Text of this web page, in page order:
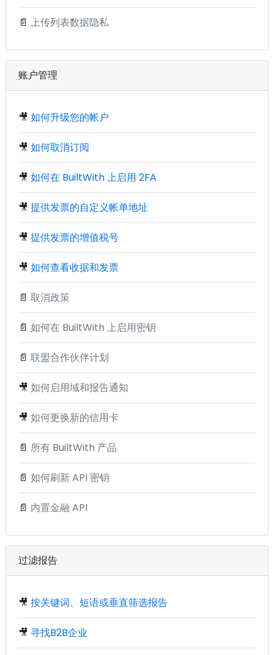
📄 上传列表数据隐私
账户管理
🎥 如何升级您的帐户
🎥 如何取消订阅
🎥 如何在 BuiltWith 上启用 2FA
🎥 提供发票的自定义帐单地址
🎥 提供发票的增值税号
🎥 如何查看收据和发票
📄 取消政策
📄 如何在 BuiltWith 上启用密钥
📄 联盟合作伙伴计划
🎥 如何启用域和报告通知
🎥 如何更换新的信用卡
📄 所有 BuiltWith 产品
📄 如何刷新 API 密钥
📄 内置金融 API
过滤报告
🎥 按关键词、短语或垂直筛选报告
🎥 寻找B2B企业